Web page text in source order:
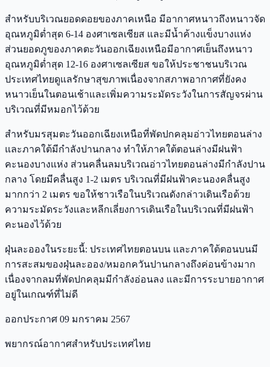
สำหรับบริเวณยอดดอยของภาคเหนือ มีอากาศหนาวถึงหนาวจัด
อุณหภูมิต่ำสุด 6-14 องศาเซลเซียส และมีน้ำค้างแข็งบางแห่ง
ส่วนยอดภูของภาคตะวันออกเฉียงเหนือมีอากาศเย็นถึงหนาว
อุณหภูมิต่ำสุด 12-16 องศาเซลเซียส ขอให้ประชาชนบริเวณ
ประเทศไทยดูแลรักษาสุขภาพเนื่องจากสภาพอากาศที่ยังคง
หนาวเย็นในตอนเช้าและเพิ่มความระมัดระวังในการสัญจรผ่าน
บริเวณที่มีหมอกไว้ด้วย
สำหรับมรสุมตะวันออกเฉียงเหนือที่พัดปกคลุมอ่าวไทยตอนล่าง
และภาคใต้มีกำลังปานกลาง ทำให้ภาคใต้ตอนล่างมีฝนฟ้า
คะนองบางแห่ง ส่วนคลื่นลมบริเวณอ่าวไทยตอนล่างมีกำลังปาน
กลาง โดยมีคลื่นสูง 1-2 เมตร บริเวณที่มีฝนฟ้าคะนองคลื่นสูง
มากกว่า 2 เมตร ขอให้ชาวเรือในบริเวณดังกล่าวเดินเรือด้วย
ความระมัดระวังและหลีกเลี่ยงการเดินเรือในบริเวณที่มีฝนฟ้า
คะนองไว้ด้วย
ฝุ่นละอองในระยะนี้: ประเทศไทยตอนบน และภาคใต้ตอนบนมี
การสะสมของฝุ่นละออง/หมอกควันปานกลางถึงค่อนข้างมาก
เนื่องจากลมที่พัดปกคลุมมีกำลังอ่อนลง และมีการระบายอากาศ
อยู่ในเกณฑ์ที่ไม่ดี
ออกประกาศ 09 มกราคม 2567
พยากรณ์อากาศสำหรับประเทศไทย